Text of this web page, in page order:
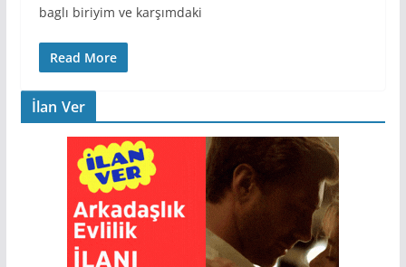
baglı biriyim ve karşımdaki
Read More
İlan Ver